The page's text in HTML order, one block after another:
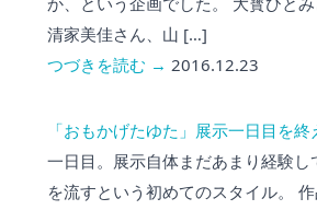
清家美佳さん、山 […]
つづきを読む → 2016.12.23
「おもかげたゆた」展示一日目を終
一日目。展示自体まだあまり経験し
を流すという初めてのスタイル。